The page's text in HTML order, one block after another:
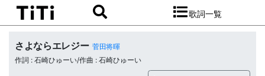
歌詞一覧
さよならエレジー 菅田将暉
作詞 : 石崎ひゅーい/作曲 : 石崎ひゅーい